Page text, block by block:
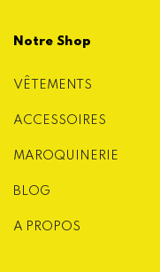
Notre Shop
VÊTEMENTS
ACCESSOIRES
MAROQUINERIE
BLOG
A PROPOS